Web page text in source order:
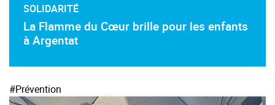
SOLIDARITÉ
La Flamme du Cœur brille pour les enfants
à Argentat
#Prévention